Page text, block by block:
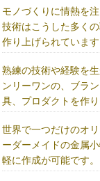
モノづくりに情熱を注
技術はこうした多く
作り上げられています
熟練の技術や経験を
ンリーワンの、ブラ
具、プロダクトを作り
世界で一つだけのオ
ーダーメイドの金属
軽に作成が可能です。